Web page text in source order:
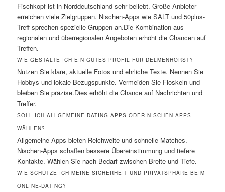
Fischkopf ist in Norddeutschland sehr beliebt. Große Anbieter
erreichen viele Zielgruppen. Nischen-Apps wie SALT und 50plus-
Treff sprechen spezielle Gruppen an.Die Kombination aus
regionalen und überregionalen Angeboten erhöht die Chancen auf
Treffen.
WIE GESTALTE ICH EIN GUTES PROFIL FÜR DELMENHORST?
Nutzen Sie klare, aktuelle Fotos und ehrliche Texte. Nennen Sie
Hobbys und lokale Bezugspunkte. Vermeiden Sie Floskeln und
bleiben Sie präzise.Dies erhöht die Chance auf Nachrichten und
Treffer.
SOLL ICH ALLGEMEINE DATING-APPS ODER NISCHEN-APPS
WÄHLEN?
Allgemeine Apps bieten Reichweite und schnelle Matches.
Nischen-Apps schaffen bessere Übereinstimmung und tiefere
Kontakte. Wählen Sie nach Bedarf zwischen Breite und Tiefe.
WIE SCHÜTZE ICH MEINE SICHERHEIT UND PRIVATSPHÄRE BEIM
ONLINE-DATING?